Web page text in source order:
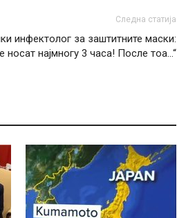
Следна статија
инфектолог за заштитните маски:
носат најмногу 3 часа! После тоа…“